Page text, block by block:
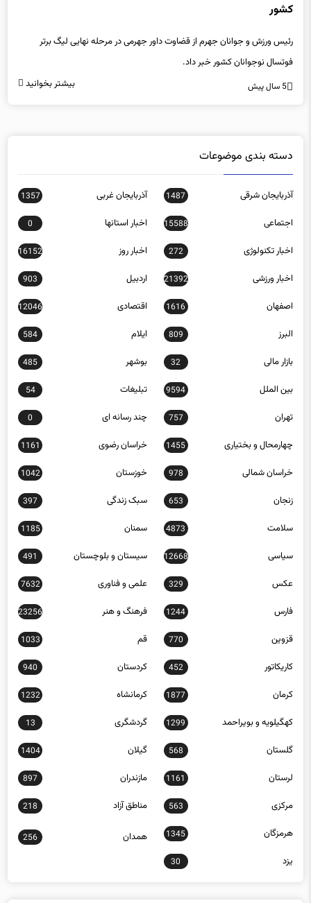
کشور
رئیس ورزش و جوانان جهرم از قضاوت داور جهرمی در مرحله نهایی لیگ برتر
فوتسال نوجوانان کشور خبر داد.
5 سال پیش بیشتر بخوانید
دسته بندی موضوعات
آذربایجان شرقی 1487 آذربایجان غربی 1357
اجتماعی 15588 اخبار استانها 0
اخبار تکنولوژی 272 اخبار روز 16152
اخبار ورزشی 21392 اردبیل 903
اصفهان 1616 اقتصادی 12046
البرز 809 ایلام 584
بازار مالی 32 بوشهر 485
بین الملل 9594 تبلیغات 54
تهران 757 چند رسانه ای 0
چهارمحال و بختیاری 1455 خراسان رضوی 1161
خراسان شمالی 978 خوزستان 1042
زنجان 653 سبک زندگی 397
سلامت 4873 سمنان 1185
سیاسی 12668 سیستان و بلوچستان 491
عکس 329 علمی و فناوری 7632
فارس 1244 فرهنگ و هنر 23256
قزوین 770 قم 1033
کاریکاتور 452 کردستان 940
کرمان 1877 کرمانشاه 1232
کهگیلویه و بویراحمد 1299 گردشگری 13
گلستان 568 گیلان 1404
لرستان 1161 مازندران 897
مرکزی 563 مناطق آزاد 218
هرمزگان 1345 همدان 256
یزد 30